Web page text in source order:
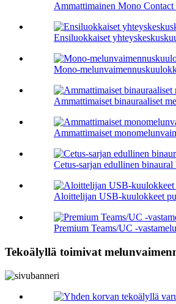
Ammattimainen Mono Contact
Ensiluokkaiset
Mono-
Ammattimaiset binauraaliset
Ammattimaiset
Cetus-sarjan edullinen
Aloittelijan USB-kuulokkeet
Premium Teams/UC -
Tekoälyllä toimivat